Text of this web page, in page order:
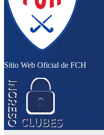
Sitio Web Oficial de FCH